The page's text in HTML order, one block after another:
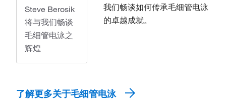
Steve Berosik
将与我们畅谈
毛细管电泳之
辉煌
我们畅谈如何传承毛细管电泳
的卓越成就。
了解更多关于毛细管电泳